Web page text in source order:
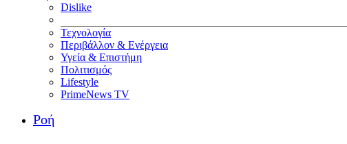
Dislike
Τεχνολογία
Περιβάλλον & Ενέργεια
Υγεία & Επιστήμη
Πολιτισμός
Lifestyle
PrimeNews TV
Ροή